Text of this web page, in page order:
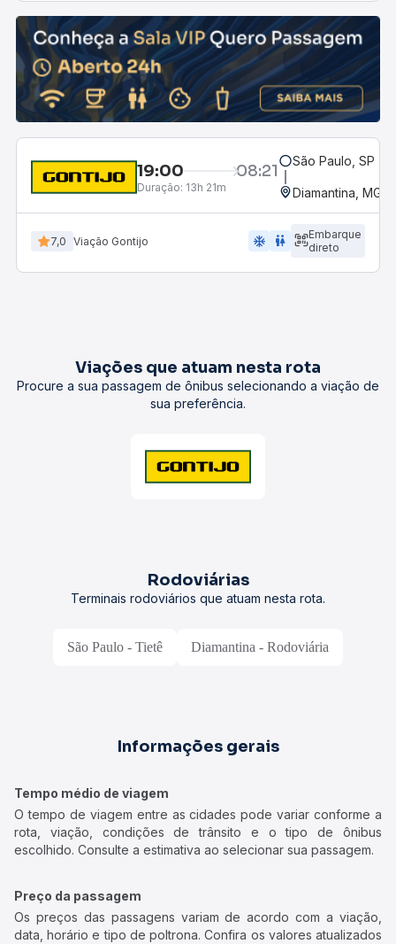
19:00 08:21
Duração: 13h 21m
São Paulo, SP -
Diamantina, MG
7,0 Viação Gontijo ac_unit wc
Embarque
direto
Viações que atuam nesta rota
Procure a sua passagem de ônibus selecionando a viação de
sua preferência.
Rodoviárias
Terminais rodoviários que atuam nesta rota.
São Paulo - Tietê Diamantina - Rodoviária
Informações gerais
Tempo médio de viagem
O tempo de viagem entre as cidades pode variar conforme a
rota, viação, condições de trânsito e o tipo de ônibus
escolhido. Consulte a estimativa ao selecionar sua passagem.
Preço da passagem
Os preços das passagens variam de acordo com a viação,
data, horário e tipo de poltrona. Confira os valores atualizados